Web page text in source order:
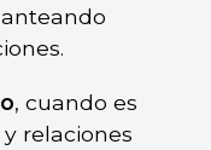
, cuando es
relaciones